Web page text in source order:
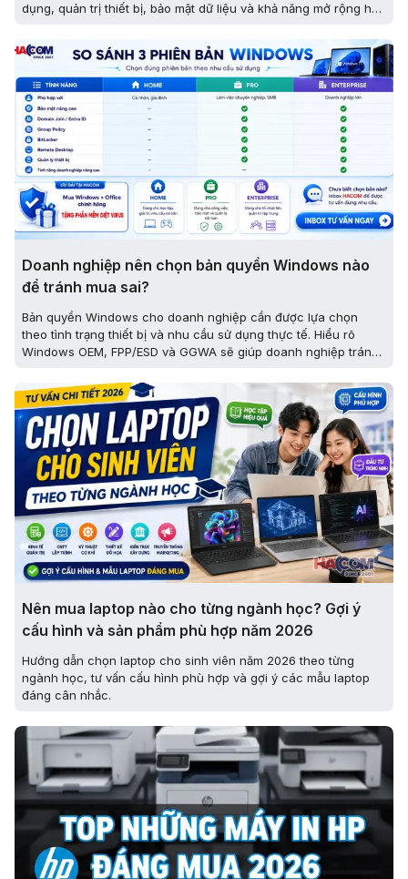
dụng, quản trị thiết bị, bảo mật dữ liệu và khả năng mở rộng hệ
tránh mua sai, giảm chi phí phát sinh và lựa chọn được giải
pháp phù hợp với cách vận hành thực tế.
Doanh nghiệp nên chọn bản quyền Windows nào
để tránh mua sai?
Bản quyền Windows cho doanh nghiệp cần được lựa chọn
theo tình trạng thiết bị và nhu cầu sử dụng thực tế. Hiểu rõ
Windows OEM, FPP/ESD và GGWA sẽ giúp doanh nghiệp tránh
Nên mua laptop nào cho từng ngành học? Gợi ý
cấu hình và sản phẩm phù hợp năm 2026
Hướng dẫn chọn laptop cho sinh viên năm 2026 theo từng
ngành học, tư vấn cấu hình phù hợp và gợi ý các mẫu laptop
đáng cân nhắc.